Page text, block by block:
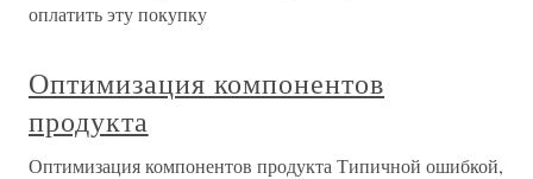
оплатить эту покупку
Оптимизация компонентов
продукта
Оптимизация компонентов продукта Типичной ошибкой,